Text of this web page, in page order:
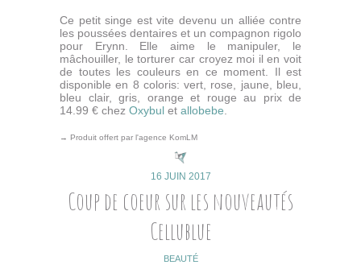
Ce petit singe est vite devenu un alliée contre
les poussées dentaires et un compagnon rigolo
pour Erynn. Elle aime le manipuler, le
mâchouiller, le torturer car croyez moi il en voit
de toutes les couleurs en ce moment. Il est
disponible en 8 coloris: vert, rose, jaune, bleu,
bleu clair, gris, orange et rouge au prix de
14.99 € chez Oxybul et allobebe
→ Produit offert par l'agence KomLM
16 JUIN 2017
Coup de coeur sur les nouveautés
Cellublue
BEAUTÉ